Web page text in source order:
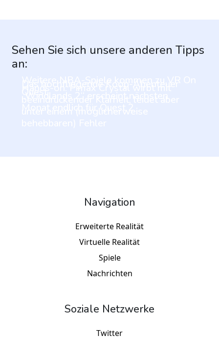
Sehen Sie sich unsere anderen Tipps
an:
Navigation
Erweiterte Realität
Virtuelle Realität
Spiele
Nachrichten
Soziale Netzwerke
Twitter